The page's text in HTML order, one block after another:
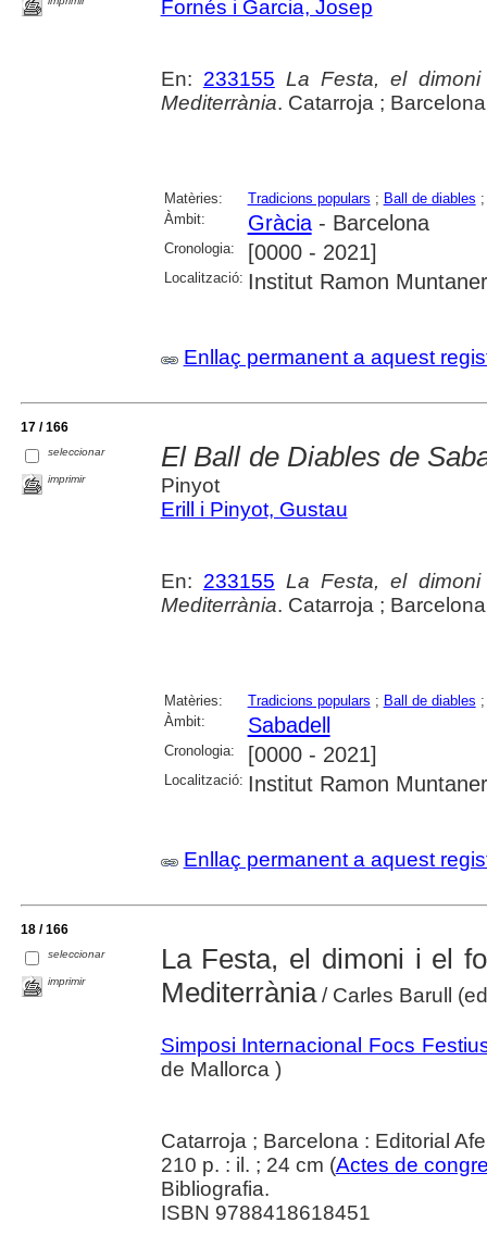
Fornés i Garcia, Josep
En: 233155 La Festa, el
Mediterrània. Catarroja ;
Matèries: Tradicions populars ; Ball de diables
Àmbit:
Gràcia- Barcelona
Cronologia: [0000 - 2021]
Localització: Institut Ramon Muntaner
Enllaç permanent a aquest
17 / 166
seleccionar
imprimir
El Ball de Diables de
Pinyot
Erill i Pinyot, Gustau
En: 233155 La Festa, el
Mediterrània. Catarroja ;
Matèries: Tradicions populars ; Ball de diables
Àmbit:
Sabadell
Cronologia: [0000 - 2021]
Localització: Institut Ramon Muntaner
Enllaç permanent a aquest
18 / 166
seleccionar
imprimir
La Festa, el dimoni i el
Mediterrània/ Carles Barull
Simposi Internacional Focs
de Mallorca )
Catarroja ; Barcelona : Editorial
210 p. : il. ; 24 cm (Actes de
Bibliografia.
ISBN 9788418618451